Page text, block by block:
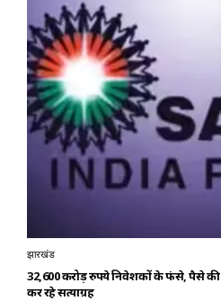
झारखंड
32,600 करोड़ रुपये निवेशकों के फंसे, पैसे
कर रहे सत्याग्रह